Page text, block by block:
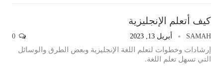
كيف أتعلم الإنجليزية
SAMAH أبريل 13, 2023
إرشادات وخطوات لتعلم اللغة الإنجليزية وبعض الطرق والوسائل
التي تسهل تعلم اللغة.